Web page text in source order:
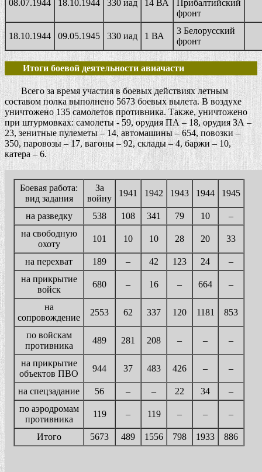
08.07.1944 18.10.1944 330 иад 14 ВА
Прибалтийский
фронт
18.10.1944 09.05.1945 330 иад 1 ВА
3 Белорусский
фронт
Итоги боевой деятельности авиачасти
Всего за время участия в боевых действиях летным
составом полка выполнено 5673 боевых вылета. В воздухе
уничтожено 135 самолетов противника. Также, уничтожено
при штурмовках: самолеты - 59, орудия ПА – 18, орудия ЗА –
23, зенитные пулеметы – 14, автомашины – 654, повозки –
350, паровозы – 17, вагоны – 92, склады – 4, баржи – 10,
катера – 6.
Боевая работа:
вид задания
За
войну
1941 1942 1943 1944 1945
на разведку 538 108 341 79 10
–
на свободную
охоту
101 10 10 28 20 33
на перехват 189 – 42 123 24
–
на прикрытие
войск
680 – 16 – 664 –
на
сопровождение
2553 62 337 120 1181 853
по войскам
противника
489 281 208 – – –
на прикрытие
объектов ПВО
944 37 483 426 – –
на спецзадание 56 – – 22 34
–
по аэродромам
противника
119 – 119 – – –
Итого 5673 489 1556 798 1933 886